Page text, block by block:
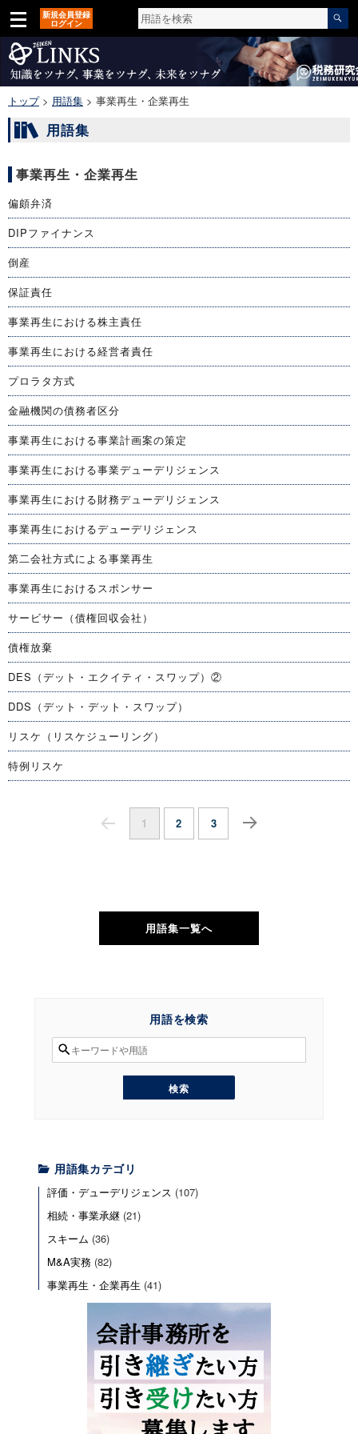
新規会員登録
ログイン
トップ> 用語集 > 事業再生・企業再生
用語集
事業再生・企業再生
偏頗弁済
DIPファイナンス
倒産
保証責任
事業再生における株主責任
事業再生における経営者責任
プロラタ方式
金融機関の債務者区分
事業再生における事業計画案の策定
事業再生における事業デューデリジェンス
事業再生における財務デューデリジェンス
事業再生におけるデューデリジェンス
第二会社方式による事業再生
事業再生におけるスポンサー
サービサー（債権回収会社）
債権放棄
DES（デット・エクイティ・スワップ）②
DDS（デット・デット・スワップ）
リスケ（リスケジューリング）
特例リスケ
投
ペ
ー
送
り
1 ページ
2 ページ
3
用語集一覧へ
用語を検索
用語集カテゴリ
評価・デューデリジェンス (107)
相続・事業承継(21)
スキーム (36)
M&A実務(82)
事業再生・企業再生 (41)